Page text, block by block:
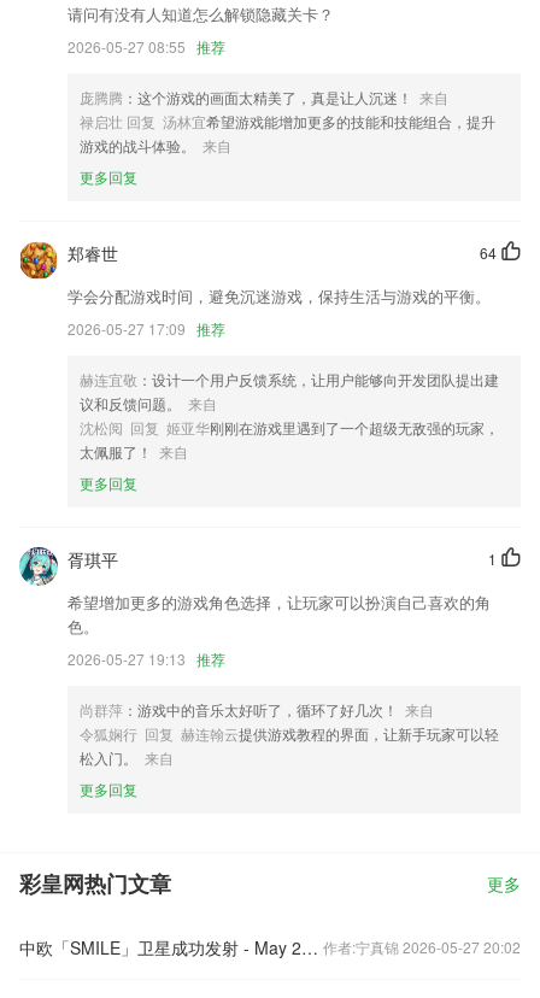
开放机型【荣耀10】的双系统。
改名抖推猫
增加网址过滤拦截时自动清除缓存保证规则生效
新增创建桌面快捷方式的功能
分评论，说出您的使用经历，以帮助我们更好的对产品进行优化修改。
请问有没有人知道怎么解锁隐藏关卡？
2026-05-27 08:55 推荐
庞腾腾 ：这个游戏的画面太精美了，真是让人沉迷！
来自
禄启壮 回复 汤林宜希望游戏能增加更多的技能和技能组合，提升
游戏的战斗体验。
来自
更多回复
64
郑睿世
学会分配游戏时间，避免沉迷游戏，保持生活与游戏的平衡。
2026-05-27 17:09 推荐
赫连宜敬 ：设计一个用户反馈系统，让用户能够向开发团队提出建
议和反馈问题。
来自
沈松阅 回复 姬亚华刚刚在游戏里遇到了一个超级无敌强的玩家，
太佩服了！
来自
更多回复
1
胥琪平
希望增加更多的游戏角色选择，让玩家可以扮演自己喜欢的角
色。
2026-05-27 19:13 推荐
尚群萍 ：游戏中的音乐太好听了，循环了好几次！
来自
令狐娴行 回复 赫连翰云提供游戏教程的界面，让新手玩家可以轻
松入门。
来自
更多回复
彩皇网热门文章 更多
中欧「SMILE」卫星成功发射 - May 20, 2026 作者:宁真锦 2026-05-27 20:02